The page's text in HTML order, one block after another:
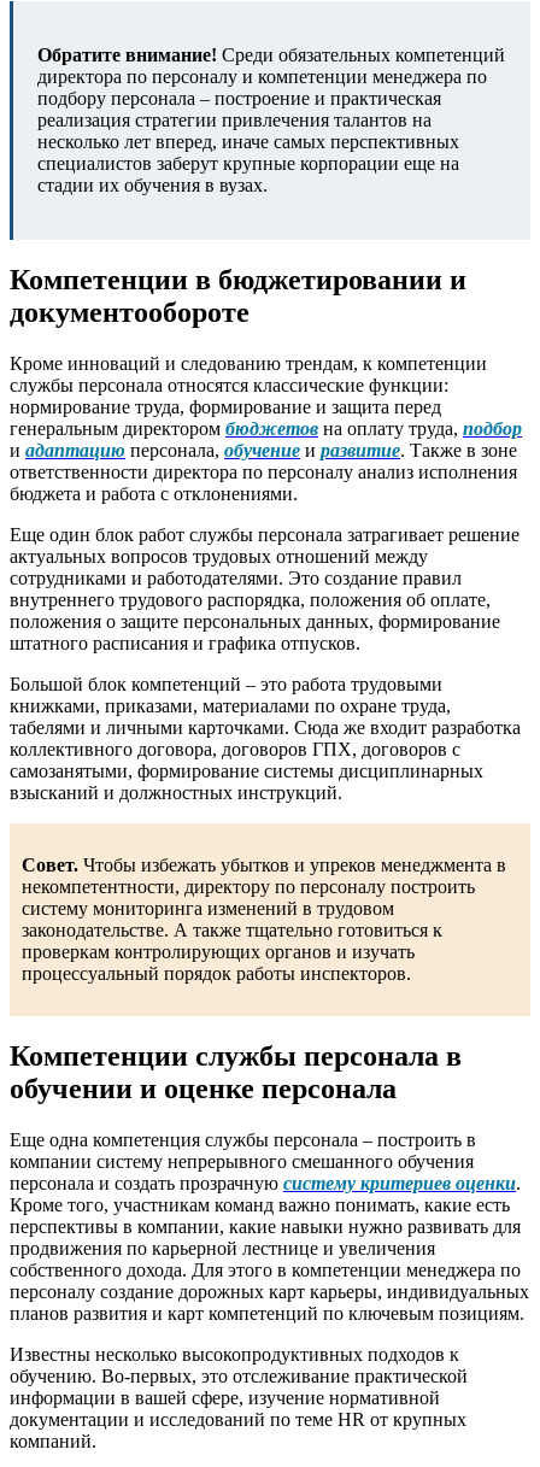
Обратите внимание! Среди обязательных компетенций
директора по персоналу и компетенции менеджера по
подбору персонала – построение и практическая
реализация стратегии привлечения талантов на
несколько лет вперед, иначе самых перспективных
специалистов заберут крупные корпорации еще на
стадии их обучения в вузах.
Компетенции в бюджетировании и
документообороте
Кроме инноваций и следованию трендам, к компетенции
службы персонала относятся классические функции:
нормирование труда, формирование и защита перед
генеральным директором бюджетов на оплату труда, подбор
и адаптацию персонала, обучение и развитие. Также в зоне
ответственности директора по персоналу анализ исполнения
бюджета и работа с отклонениями.
Еще один блок работ службы персонала затрагивает решение
актуальных вопросов трудовых отношений между
сотрудниками и работодателями. Это создание правил
внутреннего трудового распорядка, положения об оплате,
положения о защите персональных данных, формирование
штатного расписания и графика отпусков.
Большой блок компетенций – это работа трудовыми
книжками, приказами, материалами по охране труда,
табелями и личными карточками. Сюда же входит разработка
коллективного договора, договоров ГПХ, договоров с
самозанятыми, формирование системы дисциплинарных
взысканий и должностных инструкций.
Совет. Чтобы избежать убытков и упреков менеджмента в
некомпетентности, директору по персоналу построить
систему мониторинга изменений в трудовом
законодательстве. А также тщательно готовиться к
проверкам контролирующих органов и изучать
процессуальный порядок работы инспекторов.
Компетенции службы персонала в
обучении и оценке персонала
Еще одна компетенция службы персонала – построить в
компании систему непрерывного смешанного обучения
персонала и создать прозрачную систему критериев оценки.
Кроме того, участникам команд важно понимать, какие есть
перспективы в компании, какие навыки нужно развивать для
продвижения по карьерной лестнице и увеличения
собственного дохода. Для этого в компетенции менеджера по
персоналу создание дорожных карт карьеры, индивидуальных
планов развития и карт компетенций по ключевым позициям.
Известны несколько высокопродуктивных подходов к
обучению. Во-первых, это отслеживание практической
информации в вашей сфере, изучение нормативной
документации и исследований по теме HR от крупных
компаний.